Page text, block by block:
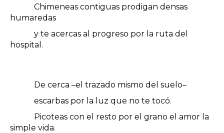
Chimeneas contiguas prodigan densas
humaredas
y te acercas al progreso por la ruta del
hospital.
De cerca –el trazado mismo del suelo–
escarbas por la luz que no te tocó.
Picoteas con el resto por el grano el amor la
simple vida.